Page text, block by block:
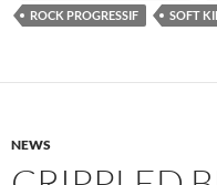
ROCK PROGRESSIF
SOFT
NEWS